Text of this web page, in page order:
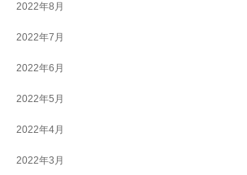
2022年8月
2022年7月
2022年6月
2022年5月
2022年4月
2022年3月